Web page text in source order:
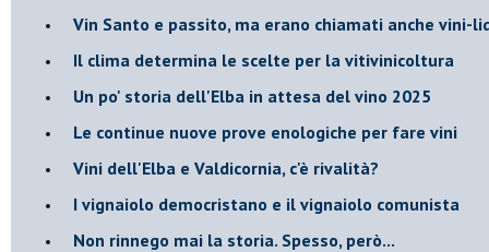
​Vin Santo e passito, ma erano chiamati anche vini-
Il clima determina le scelte per la vitivinicoltura
Un po' storia dell'Elba in attesa del vino 2025
Le continue nuove prove enologiche per fare vini
Vini dell'Elba e Valdicornia, c'è rivalità?
​I vignaiolo democristano e il vignaiolo comunista
​Non rinnego mai la storia. Spesso, però...